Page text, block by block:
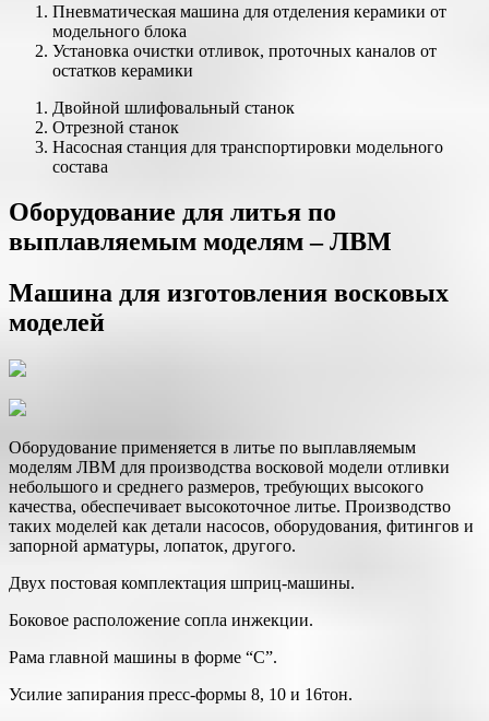
Пневматическая машина для отделения керамики от
модельного блока
Установка очистки отливок, проточных каналов от
остатков керамики
Двойной шлифовальный станок
Отрезной станок
Насосная станция для транспортировки модельного
состава
Оборудование для литья по
выплавляемым моделям – ЛВМ
Машина для изготовления восковых
моделей
Оборудование применяется в литье по выплавляемым
моделям ЛВМ для производства восковой модели отливки
небольшого и среднего размеров, требующих высокого
качества, обеспечивает высокоточное литье. Производство
таких моделей как детали насосов, оборудования, фитингов и
запорной арматуры, лопаток, другого.
Двух постовая комплектация шприц-машины.
Боковое расположение сопла инжекции.
Рама главной машины в форме “С”.
Усилие запирания пресс-формы 8, 10 и 16тон.